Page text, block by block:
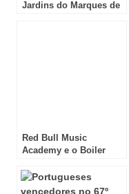
Jardins do Marques de
Red Bull Music
Academy e o Boiler
Lisboa